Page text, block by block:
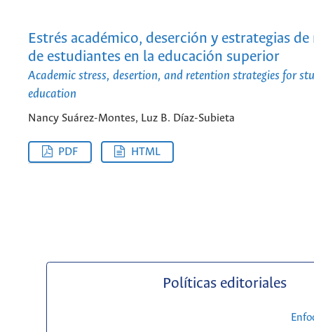
Estrés académico, deserción y estrategias
de estudiantes en la educación superior
Academic stress, desertion, and retention strategies for
education
Nancy Suárez-Montes, Luz B. Díaz-Subieta
PDF HTML
Políticas editoriales